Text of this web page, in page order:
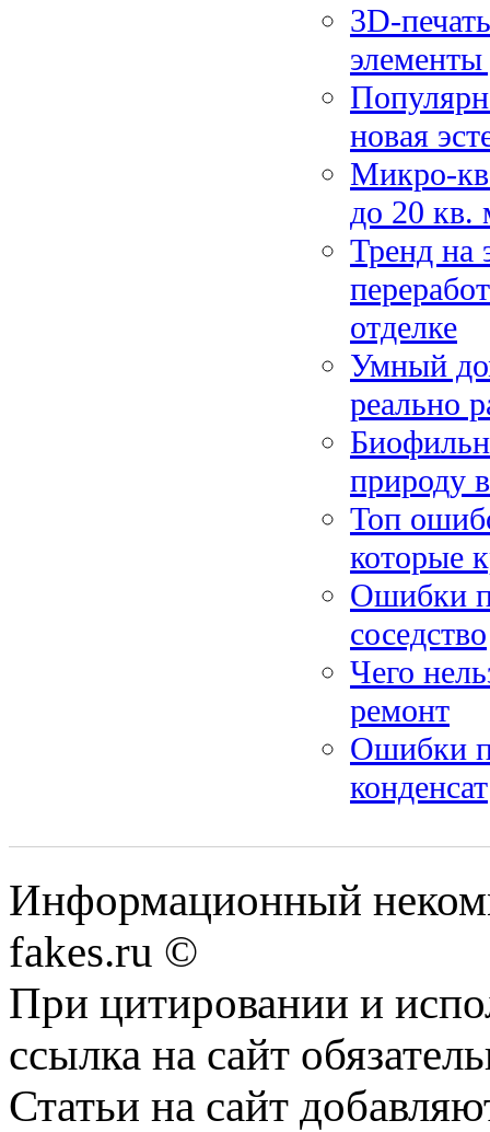
3D-
элементы
новая
Микро-
до 20 кв.
Тренд на
отделке
Умный
реально
природу
Топ
которые
Ошибки
соседство
Чего
ремонт
Ошибки
конденсат
Информационный
fakes.ru ©
При цитировании и
ссылка на сайт
Статьи на сайт